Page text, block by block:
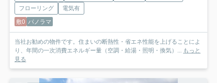
フローリング
電気有
敷0 パノラマ
当社お勧めの物件です。住まいの断熱性・省エネ性能を上げることによ
り、年間の一次消費エネルギー量（空調・給湯・照明・換気）... もっと
見る